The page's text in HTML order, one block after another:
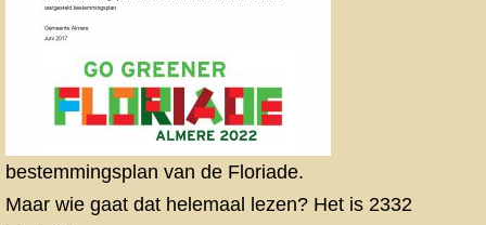
bestemmingsplan van de Floriade.
Maar wie gaat dat helemaal lezen? Het is 2332